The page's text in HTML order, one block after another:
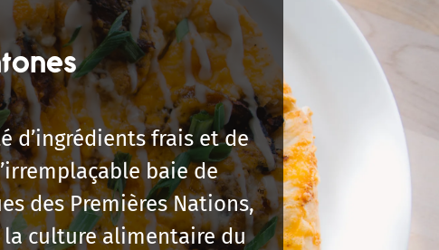
d’ingrédients frais et de
baie de
des Premières Nations,
culture alimentaire du